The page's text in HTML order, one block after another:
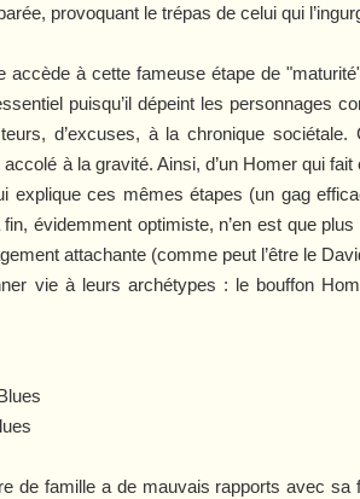
provoquant le trépas de celui qui
à cette fameuse étape de
puisqu’il dépeint les personnages
d’excuses, à la chronique sociétale.
à la gravité. Ainsi, d’un Homer qui
ces mêmes étapes (un gag
évidemment optimiste, n’en est que
attachante (comme peut l’être le
vie à leurs archétypes : le bouffon
de famille a de mauvais rapports avec sa